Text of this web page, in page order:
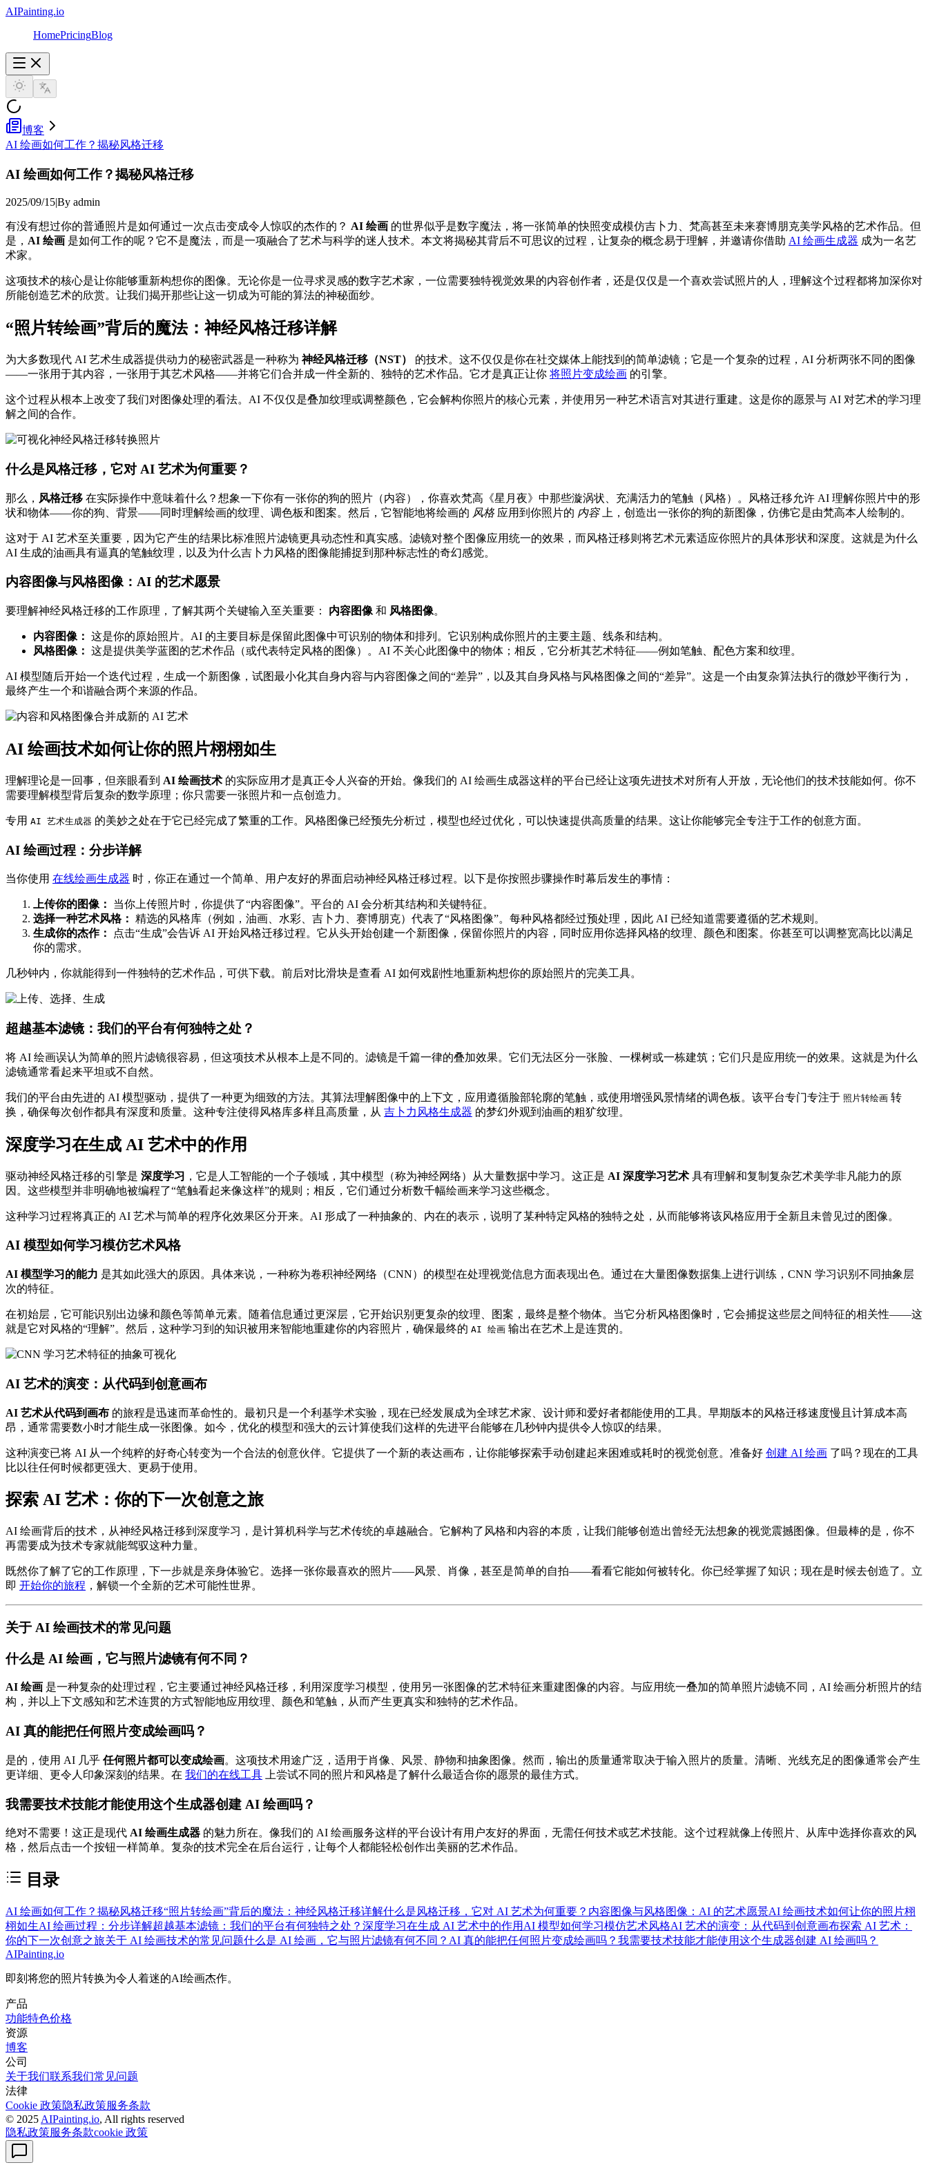
AIPainting.io
HomePricingBlog
博客
AI 绘画如何工作？揭秘风格迁移
AI 绘画如何工作？揭秘风格迁移
2025/09/15|By admin
有没有想过你的普通照片是如何通过一次点击变成令人惊叹的杰作的？ AI 绘画 的世界似乎是数字魔法，将一张简单的快照变成模仿吉卜力、梵高甚至未来赛博朋克美学风格的艺术作品。但
是， AI 绘画 是如何工作的呢？它不是魔法，而是一项融合了艺术与科学的迷人技术。本文将揭秘其背后不可思议的过程，让复杂的概念易于理解，并邀请你借助 AI 绘画生成器 成为一名艺
术家。
这项技术的核心是让你能够重新构想你的图像。无论你是一位寻求灵感的数字艺术家，一位需要独特视觉效果的内容创作者，还是仅仅是一个喜欢尝试照片的人，理解这个过程都将加深你对
所能创造艺术的欣赏。让我们揭开那些让这一切成为可能的算法的神秘面纱。
“照片转绘画”背后的魔法：神经风格迁移详解
为大多数现代 AI 艺术生成器提供动力的秘密武器是一种称为神经风格迁移（NST）
的技术。这不仅仅是你在社交媒体上能找到的简单滤镜；它是一个复杂的过程，AI 分析两张不同的图像
——一张用于其内容，一张用于其艺术风格——并将它们合并成一件全新的、独特的艺术作品。它才是真正让你 将照片变成绘画 的引擎。
这个过程从根本上改变了我们对图像处理的看法。AI 不仅仅是叠加纹理或调整颜色，它会解构你照片的核心元素，并使用另一种艺术语言对其进行重建。这是你的愿景与 AI 对艺术的学习理
解之间的合作。
什么是风格迁移，它对 AI 艺术为何重要？
那么， 风格迁移 在实际操作中意味着什么？想象一下你有一张你的狗的照片（内容），你喜欢梵高《星月夜》中那些漩涡状、充满活力的笔触（风格）。风格迁移允许 AI 理解你照片中的形
状和物体——你的狗、背景——同时理解绘画的纹理、调色板和图案。然后，它智能地将绘画的 风格应用到你照片的 内容上，创造出一张你的狗的新图像，仿佛它是由梵高本人绘制的。
这对于 AI 艺术至关重要，因为它产生的结果比标准照片滤镜更具动态性和真实感。滤镜对整个图像应用统一的效果，而风格迁移则将艺术元素适应你照片的具体形状和深度。这就是为什么
AI 生成的油画具有逼真的笔触纹理，以及为什么吉卜力风格的图像能捕捉到那种标志性的奇幻感觉。
内容图像与风格图像：AI 的艺术愿景
要理解神经风格迁移的工作原理，了解其两个关键输入至关重要： 内容图像 和 风格图像。
内容图像： 这是你的原始照片。AI 的主要目标是保留此图像中可识别的物体和排列。它识别构成你照片的主要主题、线条和结构。
风格图像： 这是提供美学蓝图的艺术作品（或代表特定风格的图像）。AI 不关心此图像中的物体；相反，它分析其艺术特征——例如笔触、配色方案和纹理。
AI 模型随后开始一个迭代过程，生成一个新图像，试图最小化其自身内容与内容图像之间的“差异”，以及其自身风格与风格图像之间的“差异”。这是一个由复杂算法执行的微妙平衡行为，
最终产生一个和谐融合两个来源的作品。
AI 绘画技术如何让你的照片栩栩如生
理解理论是一回事，但亲眼看到 AI 绘画技术 的实际应用才是真正令人兴奋的开始。像我们的 AI 绘画生成器这样的平台已经让这项先进技术对所有人开放，无论他们的技术技能如何。你不
需要理解模型背后复杂的数学原理；你只需要一张照片和一点创造力。
专用 AI 艺术生成器 的美妙之处在于它已经完成了繁重的工作。风格图像已经预先分析过，模型也经过优化，可以快速提供高质量的结果。这让你能够完全专注于工作的创意方面。
AI 绘画过程：分步详解
当你使用 在线绘画生成器 时，你正在通过一个简单、用户友好的界面启动神经风格迁移过程。以下是你按照步骤操作时幕后发生的事情：
上传你的图像：
当你上传照片时，你提供了“内容图像”。平台的 AI 会分析其结构和关键特征。
选择一种艺术风格： 精选的风格库（例如，油画、水彩、吉卜力、赛博朋克）代表了“风格图像”。每种风格都经过预处理，因此 AI 已经知道需要遵循的艺术规则。
生成你的杰作：
点击“生成”会告诉 AI 开始风格迁移过程。它从头开始创建一个新图像，保留你照片的内容，同时应用你选择风格的纹理、颜色和图案。你甚至可以调整宽高比以满足
你的需求。
几秒钟内，你就能得到一件独特的艺术作品，可供下载。前后对比滑块是查看 AI 如何戏剧性地重新构想你的原始照片的完美工具。
超越基本滤镜：我们的平台有何独特之处？
将 AI 绘画误认为简单的照片滤镜很容易，但这项技术从根本上是不同的。滤镜是千篇一律的叠加效果。它们无法区分一张脸、一棵树或一栋建筑；它们只是应用统一的效果。这就是为什么
滤镜通常看起来平坦或不自然。
我们的平台由先进的 AI 模型驱动，提供了一种更为细致的方法。其算法理解图像中的上下文，应用遵循脸部轮廓的笔触，或使用增强风景情绪的调色板。该平台专门专注于 照片转绘画 转
换，确保每次创作都具有深度和质量。这种专注使得风格库多样且高质量，从 吉卜力风格生成器 的梦幻外观到油画的粗犷纹理。
深度学习在生成 AI 艺术中的作用
驱动神经风格迁移的引擎是 深度学习 ，它是人工智能的一个子领域，其中模型（称为神经网络）从大量数据中学习。这正是 AI 深度学习艺术 具有理解和复制复杂艺术美学非凡能力的原
因。这些模型并非明确地被编程了“笔触看起来像这样”的规则；相反，它们通过分析数千幅绘画来学习这些概念。
这种学习过程将真正的 AI 艺术与简单的程序化效果区分开来。AI 形成了一种抽象的、内在的表示，说明了某种特定风格的独特之处，从而能够将该风格应用于全新且未曾见过的图像。
AI 模型如何学习模仿艺术风格
AI 模型学习的能力 是其如此强大的原因。具体来说，一种称为卷积神经网络（CNN）的模型在处理视觉信息方面表现出色。通过在大量图像数据集上进行训练，CNN 学习识别不同抽象层
次的特征。
在初始层，它可能识别出边缘和颜色等简单元素。随着信息通过更深层，它开始识别更复杂的纹理、图案，最终是整个物体。当它分析风格图像时，它会捕捉这些层之间特征的相关性——这
就是它对风格的“理解”。然后，这种学习到的知识被用来智能地重建你的内容照片，确保最终的 AI 绘画 输出在艺术上是连贯的。
AI 艺术的演变：从代码到创意画布
AI 艺术从代码到画布 的旅程是迅速而革命性的。最初只是一个利基学术实验，现在已经发展成为全球艺术家、设计师和爱好者都能使用的工具。早期版本的风格迁移速度慢且计算成本高
昂，通常需要数小时才能生成一张图像。如今，优化的模型和强大的云计算使我们这样的先进平台能够在几秒钟内提供令人惊叹的结果。
这种演变已将 AI 从一个纯粹的好奇心转变为一个合法的创意伙伴。它提供了一个新的表达画布，让你能够探索手动创建起来困难或耗时的视觉创意。准备好 创建 AI 绘画 了吗？现在的工具
比以往任何时候都更强大、更易于使用。
探索 AI 艺术：你的下一次创意之旅
AI 绘画背后的技术，从神经风格迁移到深度学习，是计算机科学与艺术传统的卓越融合。它解构了风格和内容的本质，让我们能够创造出曾经无法想象的视觉震撼图像。但最棒的是，你不
再需要成为技术专家就能驾驭这种力量。
既然你了解了它的工作原理，下一步就是亲身体验它。选择一张你最喜欢的照片——风景、肖像，甚至是简单的自拍——看看它能如何被转化。你已经掌握了知识；现在是时候去创造了。立
即 开始你的旅程 ，解锁一个全新的艺术可能性世界。
关于 AI 绘画技术的常见问题
什么是 AI 绘画，它与照片滤镜有何不同？
AI 绘画 是一种复杂的处理过程，它主要通过神经风格迁移，利用深度学习模型，使用另一张图像的艺术特征来重建图像的内容。与应用统一叠加的简单照片滤镜不同，AI 绘画分析照片的结
构，并以上下文感知和艺术连贯的方式智能地应用纹理、颜色和笔触，从而产生更真实和独特的艺术作品。
AI 真的能把任何照片变成绘画吗？
是的，使用 AI 几乎 任何照片都可以变成绘画。这项技术用途广泛，适用于肖像、风景、静物和抽象图像。然而，输出的质量通常取决于输入照片的质量。清晰、光线充足的图像通常会产生
更详细、更令人印象深刻的结果。在 我们的在线工具 上尝试不同的照片和风格是了解什么最适合你的愿景的最佳方式。
我需要技术技能才能使用这个生成器创建 AI 绘画吗？
绝对不需要！这正是现代 AI 绘画生成器 的魅力所在。像我们的 AI 绘画服务这样的平台设计有用户友好的界面，无需任何技术或艺术技能。这个过程就像上传照片、从库中选择你喜欢的风
格，然后点击一个按钮一样简单。复杂的技术完全在后台运行，让每个人都能轻松创作出美丽的艺术作品。
目录
AI 绘画如何工作？揭秘风格迁移“照片转绘画”背后的魔法：神经风格迁移详解什么是风格迁移，它对 AI 艺术为何重要？ 内容图像与风格图像：AI 的艺术愿景AI 绘画技术如何让你的照片栩
栩如生AI 绘画过程：分步详解超越基本滤镜：我们的平台有何独特之处？ 深度学习在生成 AI 艺术中的作用 AI 模型如何学习模仿艺术风格AI 艺术的演变：从代码到创意画布探索 AI 艺术：
你的下一次创意之旅关于 AI 绘画技术的常见问题什么是 AI 绘画，它与照片滤镜有何不同？ AI 真的能把任何照片变成绘画吗？ 我需要技术技能才能使用这个生成器创建 AI 绘画吗？
AIPainting.io
即刻将您的照片转换为令人着迷的AI绘画杰作。
产品
功能特色价格
资源
博客
公司
关于我们联系我们常见问题
法律
Cookie 政策隐私政策服务条款
© 2025 AIPainting.io, All rights reserved
隐私政策服务条款cookie 政策